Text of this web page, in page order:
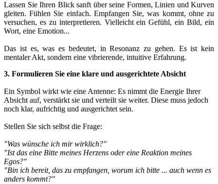
Lassen Sie Ihren Blick sanft über seine Formen, Linien und Kurven
gleiten. Fühlen Sie einfach. Empfangen Sie, was kommt, ohne zu
versuchen, es zu interpretieren. Vielleicht ein Gefühl, ein Bild, ein
Wort, eine Emotion...
Das ist es, was es bedeutet, in Resonanz zu gehen. Es ist kein
mentaler Akt, sondern eine vibrierende, intuitive Erfahrung.
3. Formulieren Sie eine klare und ausgerichtete Absicht
Ein Symbol wirkt wie eine Antenne: Es nimmt die Energie Ihrer
Absicht auf, verstärkt sie und verteilt sie weiter. Diese muss jedoch
noch klar, aufrichtig und ausgerichtet sein.
Stellen Sie sich selbst die Frage:
"Was wünsche ich mir wirklich?"
"Ist das eine Bitte meines Herzens oder eine Reaktion meines
Egos?"
"Bin ich bereit, das zu empfangen, worum ich bitte ... auch wenn es
anders kommt?"